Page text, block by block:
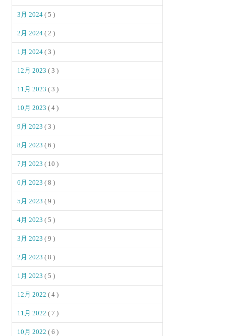
3月 2024( 5 )
2月 2024( 2 )
1月 2024( 3 )
12月 2023( 3 )
11月 2023( 3 )
10月 2023( 4 )
9月 2023( 3 )
8月 2023( 6 )
7月 2023( 10 )
6月 2023( 8 )
5月 2023( 9 )
4月 2023( 5 )
3月 2023( 9 )
2月 2023( 8 )
1月 2023( 5 )
12月 2022( 4 )
11月 2022( 7 )
10月 2022( 6 )